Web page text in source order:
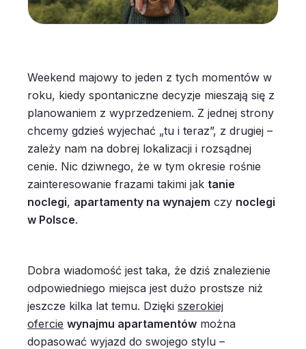
Weekend majowy to jeden z tych momentów w
roku, kiedy spontaniczne decyzje mieszają się z
planowaniem z wyprzedzeniem. Z jednej strony
chcemy gdzieś wyjechać „tu i teraz”, z drugiej –
zależy nam na dobrej lokalizacji i rozsądnej
cenie. Nic dziwnego, że w tym okresie rośnie
zainteresowanie frazami takimi jak tanie
noclegi, apartamenty na wynajem czy noclegi
w Polsce.
Dobra wiadomość jest taka, że dziś znalezienie
odpowiedniego miejsca jest dużo prostsze niż
jeszcze kilka lat temu. Dzięki szerokiej
ofercie wynajmu apartamentów można
dopasować wyjazd do swojego stylu –